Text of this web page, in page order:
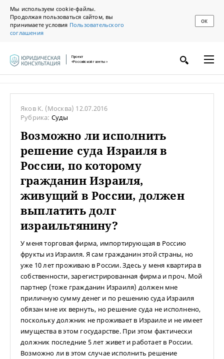
Мы используем cookie-файлы.
Продолжая пользоваться сайтом, вы
принимаете условия Пользовательского
соглашения
ОК
Проект
«Российской газеты»
Яков К. (Москва) 12.07.2016
Рубрика: Суды
Возможно ли исполнить
решение суда Израиля в
России, по которому
гражданин Израиля,
живущий в России, должен
выплатить долг
израильтянину?
У меня торговая фирма, импортирующая в Россию
фрукты из Израиля. Я сам гражданин этой страны, но
уже 10 лет проживаю в России. Здесь у меня квартира в
собственности, зарегистрированная фирма и проч. Мой
партнер (тоже гражданин Израиля) должен мне
приличную сумму денег и по решению суда Израиля
обязан мне их вернуть, но решение суда не исполнено,
поскольку должник не проживает в Израиле и не имеет
имущества в этом государстве. При этом фактически
должник последние 5 лет живет и работает в России.
Возможно ли в этом случае исполнить решение